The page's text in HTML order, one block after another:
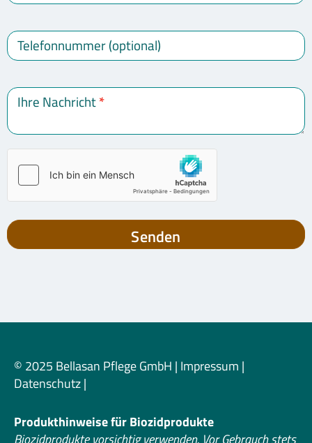
Telefonnummer (optional)
Ihre Nachricht*
Senden
© 2025 Bellasan Pflege GmbH | Impressum |
Datenschutz|
Produkthinweise für Biozidprodukte